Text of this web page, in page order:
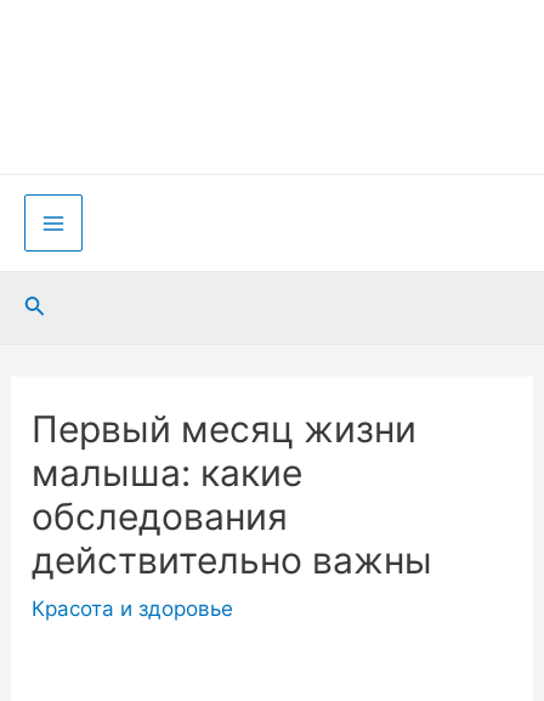
Main
Menu
Поиск
Первый месяц жизни
малыша: какие
обследования
действительно важны
Красота и здоровье